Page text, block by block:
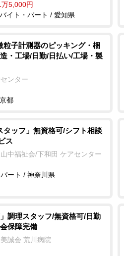
5,000円
イト・パート / 愛知県
粒子計測器のピッキング・梱
・工場/日勤/日払い/工場・製
ンター
都
タッフ」無資格可/シフト相談
ス
中福祉会/下和田 ケアセンター
ート / 神奈川県
」調理スタッフ/無資格可/日勤
保障完備
誠会 荒川病院